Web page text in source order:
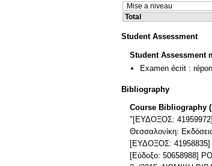
Mise a niveau
Total
Student Assessment
Student Assessment
Examen écrit :
Bibliography
Course Bibliography
"[ΕΥΔΟΞΟΣ: 41959972]
Θεσσαλονίκη:
[ΕΥΔΟΞΟΣ: 41958835]
[Εύδοξο: